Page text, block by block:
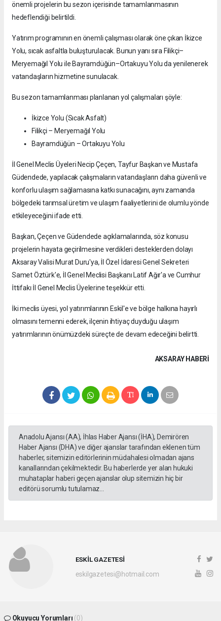
önemli projelerin bu sezon içerisinde tamamlanmasının
hedeflendiği belirtildi.
Yatırım programının en önemli çalışması olarak öne çıkan İkizce
Yolu, sıcak asfaltla buluşturulacak. Bunun yanı sıra Filikçi–
Meryemağıl Yolu ile Bayramdüğün–Ortakuyu Yolu da yenilenerek
vatandaşların hizmetine sunulacak.
Bu sezon tamamlanması planlanan yol çalışmaları şöyle:
İkizce Yolu (Sıcak Asfalt)
Filikçi – Meryemağıl Yolu
Bayramdüğün – Ortakuyu Yolu
İl Genel Meclis Üyeleri Necip Çeçen, Tayfur Başkan ve Mustafa
Güdendede, yapılacak çalışmaların vatandaşların daha güvenli ve
konforlu ulaşım sağlamasına katkı sunacağını, aynı zamanda
bölgedeki tarımsal üretim ve ulaşım faaliyetlerini de olumlu yönde
etkileyeceğini ifade etti.
Başkan, Çeçen ve Güdendede açıklamalarında, söz konusu
projelerin hayata geçirilmesine verdikleri desteklerden dolayı
Aksaray Valisi Murat Duru'ya, İl Özel İdaresi Genel Sekreteri
Samet Öztürk'e, İl Genel Meclisi Başkanı Latif Ağır'a ve Cumhur
İttifakı İl Genel Meclis Üyelerine teşekkür etti.
İki meclis üyesi, yol yatırımlarının Eskil'e ve bölge halkına hayırlı
olmasını temenni ederek, ilçenin ihtiyaç duyduğu ulaşım
yatırımlarının önümüzdeki süreçte de devam edeceğini belirtti.
AKSARAY HABERİ
Anadolu Ajansı (AA), İhlas Haber Ajansı (İHA), Demirören
Haber Ajansı (DHA) ve diğer ajanslar tarafından eklenen tüm
haberler, sitemizin editörlerinin müdahalesi olmadan ajans
kanallarından çekilmektedir. Bu haberlerde yer alan hukuki
muhataplar haberi geçen ajanslar olup sitemizin hiç bir
editörü sorumlu tutulamaz...
ESKİL GAZETESİ
eskilgazetesi@hotmail.com
Okuyucu Yorumları (0)